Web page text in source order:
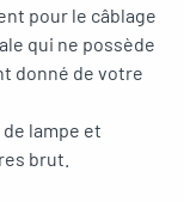
pour le câblage
qui ne possède
donné de votre
lampe et
brut.